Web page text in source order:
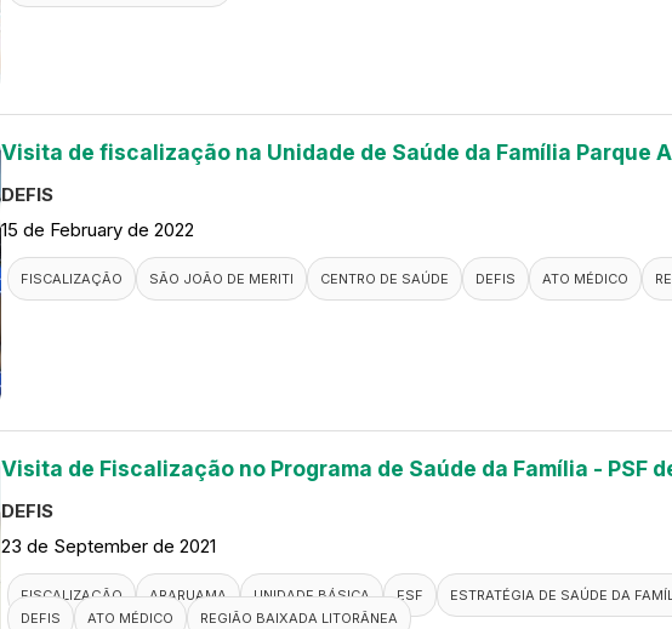
Visita de fiscalização na Unidade de Saúde da Família Parque
DEFIS
15 de February de 2022
FISCALIZAÇÃO SÃO JOÃO DE MERITI CENTRO DE SAÚDE DEFIS ATO MÉDICO
Visita de Fiscalização no Programa de Saúde da Família - PSF
DEFIS
23 de September de 2021
FISCALIZAÇÃO ARARUAMA UNIDADE BÁSICA ESF ESTRATÉGIA DE SAÚDE DA
DEFIS
ATO MÉDICO REGIÃO BAIXADA LITORÂNEA